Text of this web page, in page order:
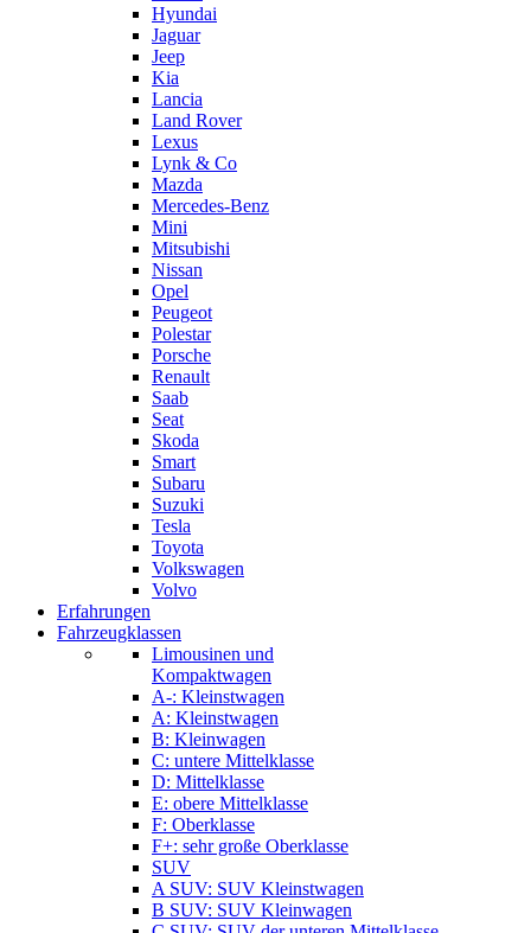
Hyundai
Jaguar
Jeep
Kia
Lancia
Land Rover
Lexus
Lynk & Co
Mazda
Mercedes-Benz
Mini
Mitsubishi
Nissan
Opel
Peugeot
Polestar
Porsche
Renault
Saab
Seat
Skoda
Smart
Subaru
Suzuki
Tesla
Toyota
Volkswagen
Volvo
Erfahrungen
Fahrzeugklassen
Limousinen und
Kompaktwagen
A-: Kleinstwagen
A: Kleinstwagen
B: Kleinwagen
C: untere Mittelklasse
D: Mittelklasse
E: obere Mittelklasse
F: Oberklasse
F+: sehr große Oberklasse
SUV
A SUV: SUV Kleinstwagen
B SUV: SUV Kleinwagen